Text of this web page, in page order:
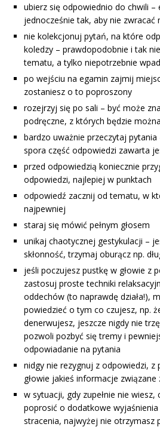
ubierz się odpowiednio do chwili –
jednocześnie tak, aby nie zwracać
nie kolekcjonuj pytań, na które
koledzy – prawdopodobnie i tak
tematu, a tylko niepotrzebnie
po wejściu na egamin zajmij
zostaniesz o to poproszony
rozejrzyj się po sali – być może
podręczne, z których będzie
bardzo uważnie przeczytaj
spora część odpowiedzi zawarta
przed odpowiedzią koniecznie
odpowiedzi, najlepiej w punktach
odpowiedź zacznij od tematu, w
najpewniej
staraj się mówić pełnym głosem
unikaj chaotycznej gestykulacji –
skłonność, trzymaj oburącz np.
jeśli poczujesz pustkę w głowie z
zastosuj proste techniki
oddechów (to naprawdę działa!),
powiedzieć o tym co czujesz, np.
denerwujesz, jeszcze nigdy nie
pozwoli pozbyć się tremy i
odpowiadanie na pytania
nidgy nie rezygnuj z odpowiedzi, z
głowie jakieś informacje
w sytuacji, gdy zupełnie nie
poprosić o dodatkowe
stracenia, najwyżej nie otrzymasz